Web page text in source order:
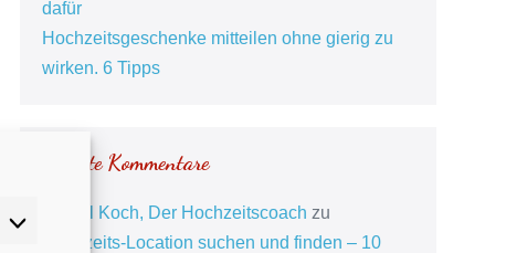
dafür
Hochzeitsgeschenke mitteilen ohne gierig zu
wirken. 6 Tipps
Neueste Kommentare
Daniel Koch, Der Hochzeitscoach zu
Hochzeits-Location suchen und finden – 10